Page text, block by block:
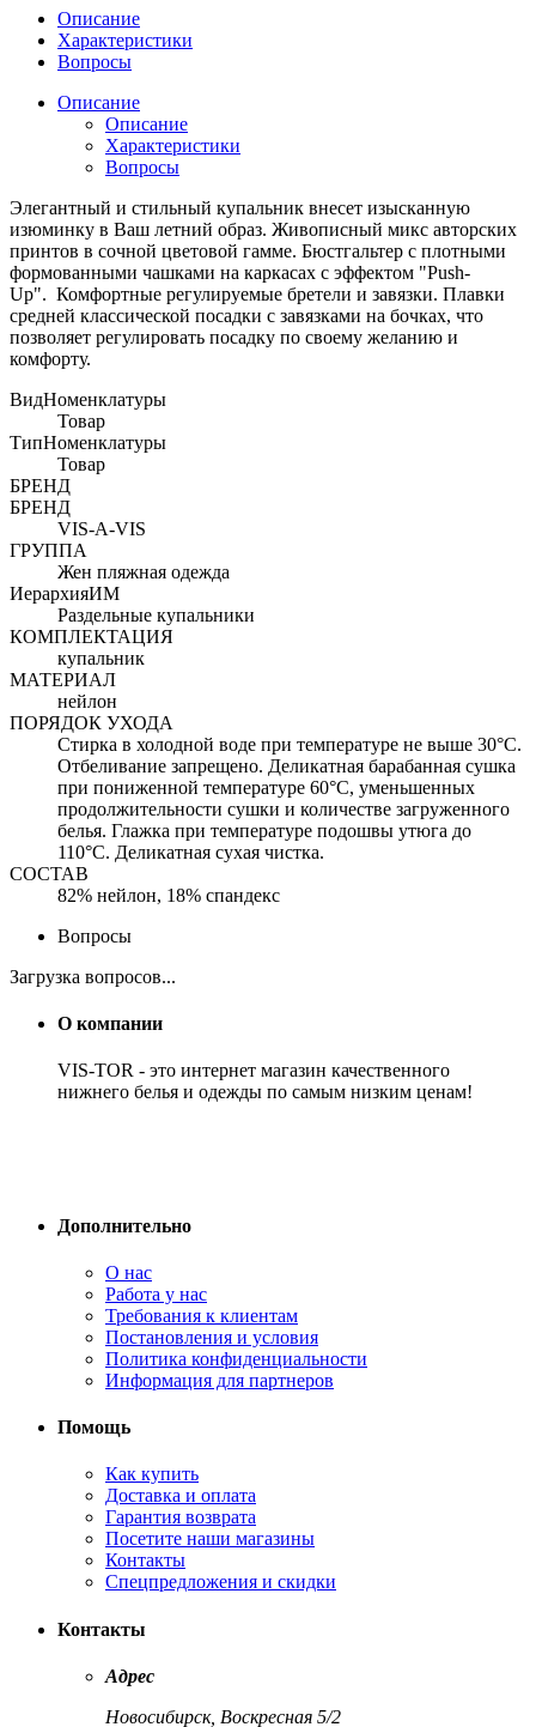
Описание
Характеристики
Вопросы
Описание
Описание
Характеристики
Вопросы
Элегантный и стильный купальник внесет изысканную
изюминку в Ваш летний образ. Живописный микс авторских
принтов в сочной цветовой гамме. Бюстгальтер с плотными
формованными чашками на каркасах с эффектом "Push-
Up". Комфортные регулируемые бретели и завязки. Плавки
средней классической посадки с завязками на бочках, что
позволяет регулировать посадку по своему желанию и
комфорту.
ВидНоменклатуры
Товар
ТипНоменклатуры
Товар
БРЕНД
БРЕНД
VIS-A-VIS
ГРУППА
Жен пляжная одежда
ИерархияИМ
Раздельные купальники
КОМПЛЕКТАЦИЯ
купальник
МАТЕРИАЛ
нейлон
ПОРЯДОК УХОДА
Стирка в холодной воде при температуре не выше 30°C.
Отбеливание запрещено. Деликатная барабанная сушка
при пониженной температуре 60°C, уменьшенных
продолжительности сушки и количестве загруженного
белья. Глажка при температуре подошвы утюга до
110°C. Деликатная сухая чистка.
СОСТАВ
82% нейлон, 18% спандекс
Вопросы
Загрузка вопросов...
О компании
VIS-TOR - это интернет магазин качественного
нижнего белья и одежды по самым низким ценам!
Дополнительно
О нас
Работа у нас
Требования к клиентам
Постановления и условия
Политика конфиденциальности
Информация для партнеров
Помощь
Как купить
Доставка и оплата
Гарантия возврата
Посетите наши магазины
Контакты
Спецпредложения и скидки
Контакты
Адрес
Новосибирск, Воскресная 5/2